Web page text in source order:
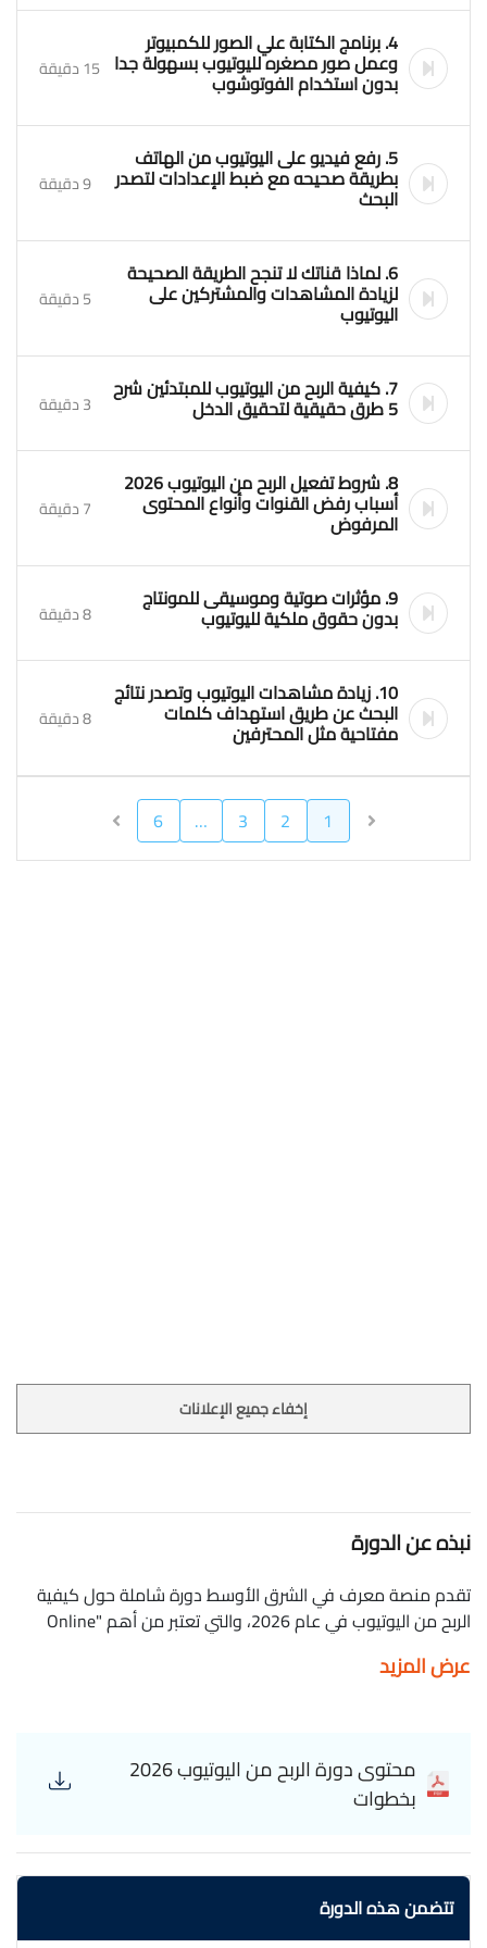
4. برنامج الكتابة علي الصور للكمبيوتر
وعمل صور مصغره لليوتيوب بسهولة جدا
بدون استخدام الفوتوشوب 15 دقيقة
5. رفع فيديو على اليوتيوب من الهاتف
بطريقة صحيحه مع ضبط الإعدادات لتصدر
البحث 9 دقيقة
6. لماذا قناتك لا تنجح الطريقة الصحيحة
لزيادة المشاهدات والمشتركين على
اليوتيوب 5 دقيقة
7. كيفية الربح من اليوتيوب للمبتدئين شرح
5 طرق حقيقية لتحقيق الدخل 3 دقيقة
8. شروط تفعيل الربح من اليوتيوب 2026
أسباب رفض القنوات وأنواع المحتوى
المرفوض 7 دقيقة
9. مؤثرات صوتية وموسيقى للمونتاج
بدون حقوق ملكية لليوتيوب 8 دقيقة
10. زيادة مشاهدات اليوتيوب وتصدر نتائج
البحث عن طريق استهداف كلمات
مفتاحية مثل المحترفين 8 دقيقة
1
2
3
…
6
إخفاء جميع الإعلانات
نبذه عن الدورة
تقدم منصة معرف في الشرق الأوسط دورة شاملة حول كيفية
الربح من اليوتيوب في عام 2026، والتي تعتبر من أهم "Online
برمجة وإنشاء المحتوى الرقمي. تعد هذه الدورة فرصة مثالية
استراتيجيات الربح من YouTube وتحقيق الدخل المستدام عبر
المنصة. - تحسين المحتوى لزيادة المشاهدات والتفاعل. - أدوات
تحسين محركات البحث (SEO) للفيديوهات لزيادة الوصول. - إدارة
وتحليل البيانات لتطوير قنواتك بشكل مستمر. - كيفية بناء جمهور
وفي وتحقيق النجاح في بيئة تنافسية في الشرق الأوسط. هذه
الدورة مناسبة للمبتدئين الراغبين في دخول عالم المحتوى
عرض المزيد
محتوى دورة الربح من اليوتيوب 2026
بخطوات
تتضمن هذه الدورة